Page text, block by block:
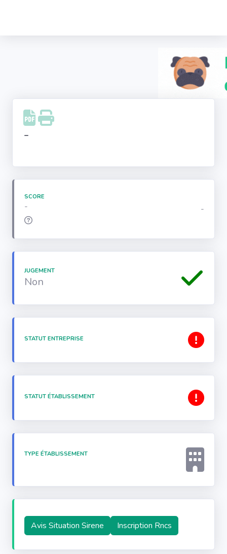
Facebook
Instagram
-
SCORE
- -
JUGEMENT
Non
STATUT ENTREPRISE
STATUT ÉTABLISSEMENT
TYPE ÉTABLISSEMENT
Avis Situation Sirene Inscription Rncs